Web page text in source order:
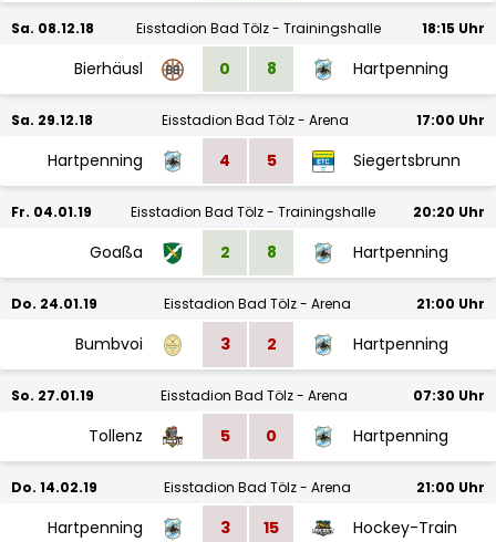
Sa. 08.12.18 Eisstadion Bad Tölz - Trainingshalle 18:15 Uhr
Bierhäusl 0 8 Hartpenning
Sa. 29.12.18 Eisstadion Bad Tölz - Arena 17:00 Uhr
Hartpenning 4 5 Siegertsbrunn
Fr. 04.01.19 Eisstadion Bad Tölz - Trainingshalle 20:20 Uhr
Goaßa 2 8 Hartpenning
Do. 24.01.19 Eisstadion Bad Tölz - Arena 21:00 Uhr
Bumbvoi 3 2 Hartpenning
So. 27.01.19 Eisstadion Bad Tölz - Arena 07:30 Uhr
Tollenz 5 0 Hartpenning
Do. 14.02.19 Eisstadion Bad Tölz - Arena 21:00 Uhr
Hartpenning 3 15 Hockey-Train